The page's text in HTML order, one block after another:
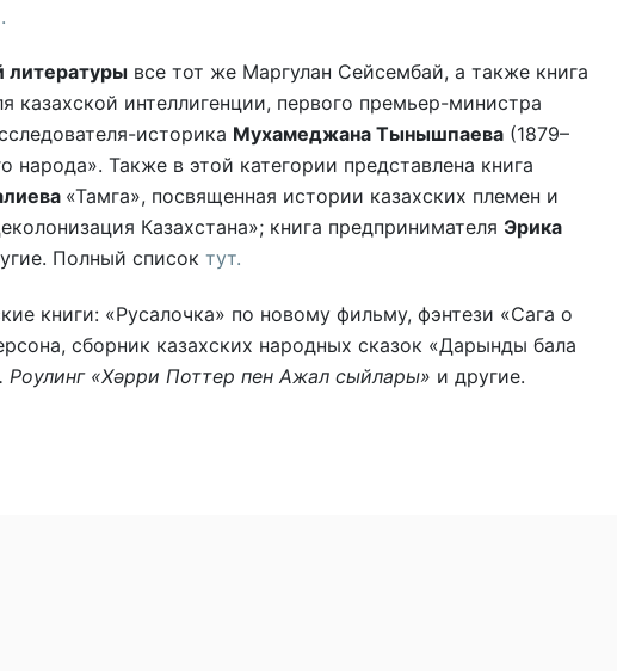
литературы все тот же Маргулан Сейсембай, а также книга
казахской интеллигенции, первого премьер-министра
историка Мухамеджана Тынышпаева (1879–
народа». Также в этой категории представлена книга
«Тамга», посвященная истории казахских племен и
Казахстана»; книга предпринимателя Эрика
Полный список тут.
книги: «Русалочка» по новому фильму, фэнтези «Сага о
сборник казахских народных сказок «Дарынды бала
«Хәрри Поттер пен Ажал сыйлары» и другие.